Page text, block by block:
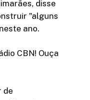
disse
"alguns
ano.
CBN! Ouça
de